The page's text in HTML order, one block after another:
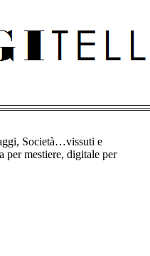
Società…vissuti e
per mestiere, digitale per